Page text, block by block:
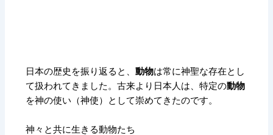
日本の歴史を振り返ると、動物は常に神聖な存在とし
て扱われてきました。古来より日本人は、特定の動物
を神の使い（神使）として崇めてきたのです。
神々と共に生きる動物たち